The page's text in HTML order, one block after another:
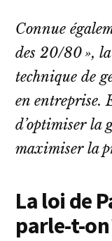
Connue
des 20/80»,
technique de
en entreprise.
d’optimiser la
maximiser la
La loi de
parle-t-on